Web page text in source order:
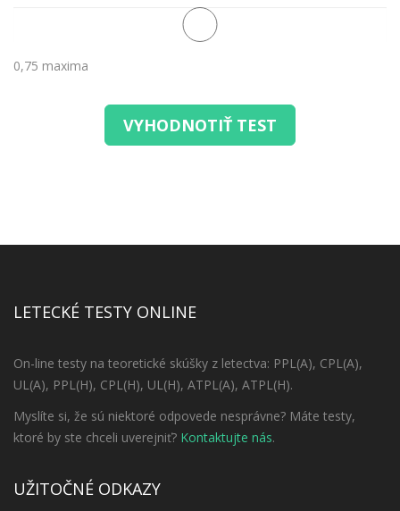
0,75 maxima
VYHODNOTIŤ TEST
LETECKÉ TESTY ONLINE
On-line testy na teoretické skúšky z letectva: PPL(A), CPL(A),
UL(A), PPL(H), CPL(H), UL(H), ATPL(A), ATPL(H).
Myslíte si, že sú niektoré odpovede nesprávne? Máte testy,
ktoré by ste chceli uverejniť? Kontaktujte nás.
UŽITOČNÉ ODKAZY